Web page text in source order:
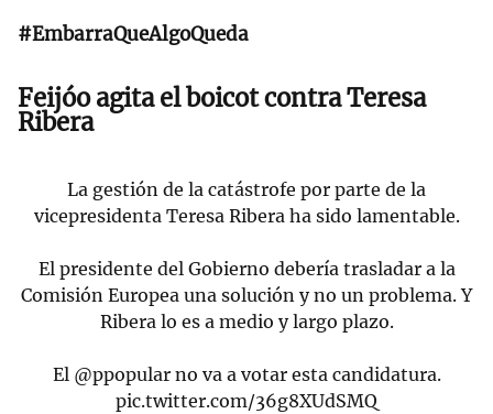
#EmbarraQueAlgoQueda
Feijóo agita el boicot contra Teresa
Ribera
La gestión de la catástrofe por parte de la
vicepresidenta Teresa Ribera ha sido lamentable.
El presidente del Gobierno debería trasladar a la
Comisión Europea una solución y no un problema. Y
Ribera lo es a medio y largo plazo.
El @ppopularno va a votar esta candidatura.
pic.twitter.com/36g8XUdSMQ